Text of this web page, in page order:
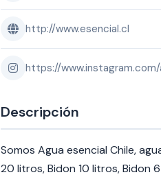
http://www.esencial.cl
https://
Descripción
Somos Agua esencial Chile,
20 litros, Bidon 10 litros, Bidon